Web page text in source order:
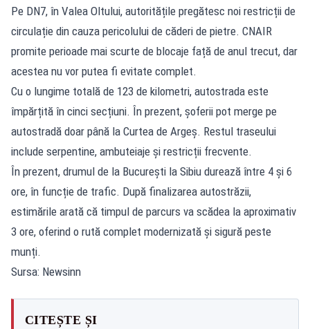
Pe DN7, în Valea Oltului, autoritățile pregătesc noi restricții de
circulație din cauza pericolului de căderi de pietre. CNAIR
promite perioade mai scurte de blocaje față de anul trecut, dar
acestea nu vor putea fi evitate complet.
Cu o lungime totală de 123 de kilometri, autostrada este
împărțită în cinci secțiuni. În prezent, șoferii pot merge pe
autostradă doar până la Curtea de Argeș. Restul traseului
include serpentine, ambuteiaje și restricții frecvente.
În prezent, drumul de la București la Sibiu durează între 4 și 6
ore, în funcție de trafic. După finalizarea autostrăzii,
estimările arată că timpul de parcurs va scădea la aproximativ
3 ore, oferind o rută complet modernizată și sigură peste
munți.
Sursa: Newsinn
CITEȘTE ȘI